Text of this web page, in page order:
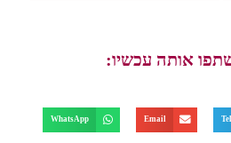
אותה עכשיו:
Email
WhatsApp